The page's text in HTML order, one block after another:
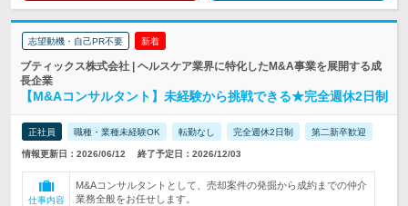
志望動機・自己PR不要 新着
ブティックス株式会社 | ヘルスケア業界に特化したM&A事業を展開する成
長企業
【M&Aコンサルタント】未経験から挑戦できる★完全週休2日制
正社員 職種・業種未経験OK 転勤なし 完全週休2日制 第二新卒歓迎
情報更新日：2026/06/12 終了予定日：2026/12/03
仕事内容
M&Aコンサルタントとして、売却案件の発掘から成約までの仲介
業務全般をお任せします。